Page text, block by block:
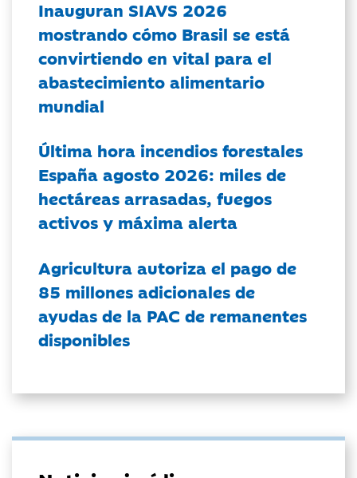
Inauguran SIAVS 2026
mostrando cómo Brasil se está
convirtiendo en vital para el
abastecimiento alimentario
mundial
Última hora incendios forestales
España agosto 2026: miles de
hectáreas arrasadas, fuegos
activos y máxima alerta
Agricultura autoriza el pago de
85 millones adicionales de
ayudas de la PAC de remanentes
disponibles